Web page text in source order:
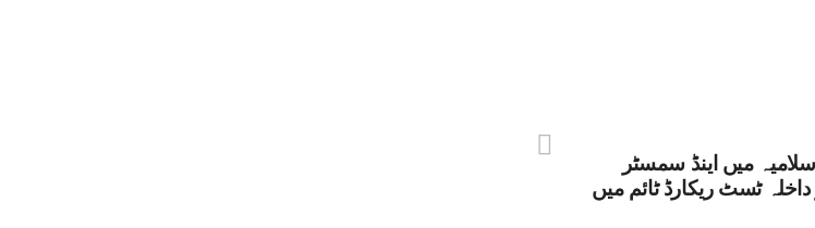
میں اینڈ سمسٹر
داخلہ ٹسٹ ریکارڈ ٹائم میں